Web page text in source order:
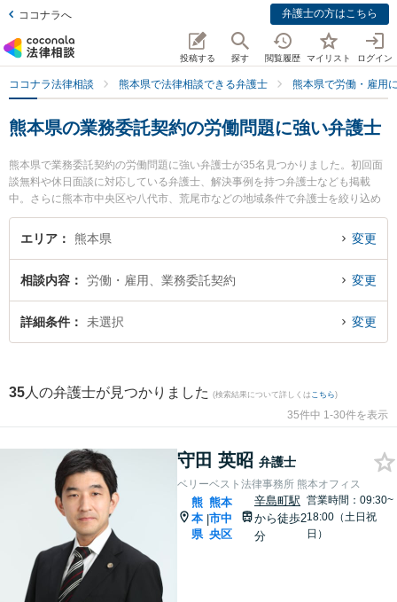
ココナラへ 弁護士の方はこちら
投稿する 探す 閲覧履歴 マイリスト ログイン
ココナラ法律相談 熊本県で法律相談できる弁護士 熊本県で労働・雇用
熊本県の業務委託契約の労働問題に強い弁護士
熊本県で業務委託契約の労働問題に強い弁護士が35名見つかりました。初回面
談無料や休日面談に対応している弁護士、解決事例を持つ弁護士なども掲載
中。さらに熊本市中央区や八代市、荒尾市などの地域条件で弁護士を絞り込め
ます。労働・雇用に関係する不当解雇や退職勧奨、内定取消等の細かな分野で
の絞り込み検索もでき便利です。特にベリーベスト法律事務所 熊本オフィスの
ています。『熊本県で土日や夜間に発生した業務委託契約の労働問題のトラブ
ルを今すぐに弁護士に相談したい』『業務委託契約の労働問題のトラブル解決
の実績豊富な近くの弁護士を検索したい』『初回相談無料で業務委託契約の労
エリア 熊本県 変更
相談内容 労働・雇用、業務委託契約 変更
詳細条件 未選択 変更
35 人の弁護士が見つかりました (検索結果について詳しくは こちら)
35件中 1-30件を表示
守田 英昭 弁護士
ベリーベスト法律事務所 熊本オフィス
熊
本
県
|
熊本
市中
央区
辛島町駅
から徒歩2
分
営業時間：09:30~
18:00（土日祝
日）